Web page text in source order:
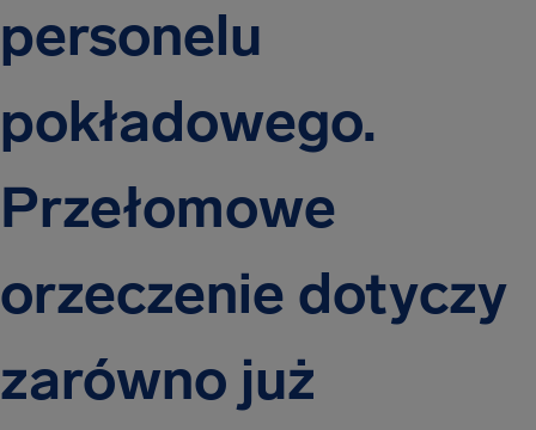
personelu
pokładowego.
Przełomowe
orzeczenie dotyczy
zarówno już